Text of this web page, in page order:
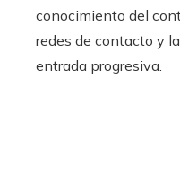
conocimiento del
redes de contacto y
entrada progresiva.